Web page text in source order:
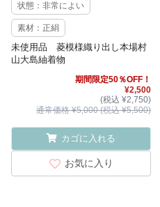
状態：非常によい
素材：正絹
未使用品 菱模様織り出し本場村
山大島紬着物
期間限定50％OFF！
¥2,500
(税込 ¥2,750)
通常価格 ¥5,000 (税込 ¥5,500)
カゴに入れる
お気に入り